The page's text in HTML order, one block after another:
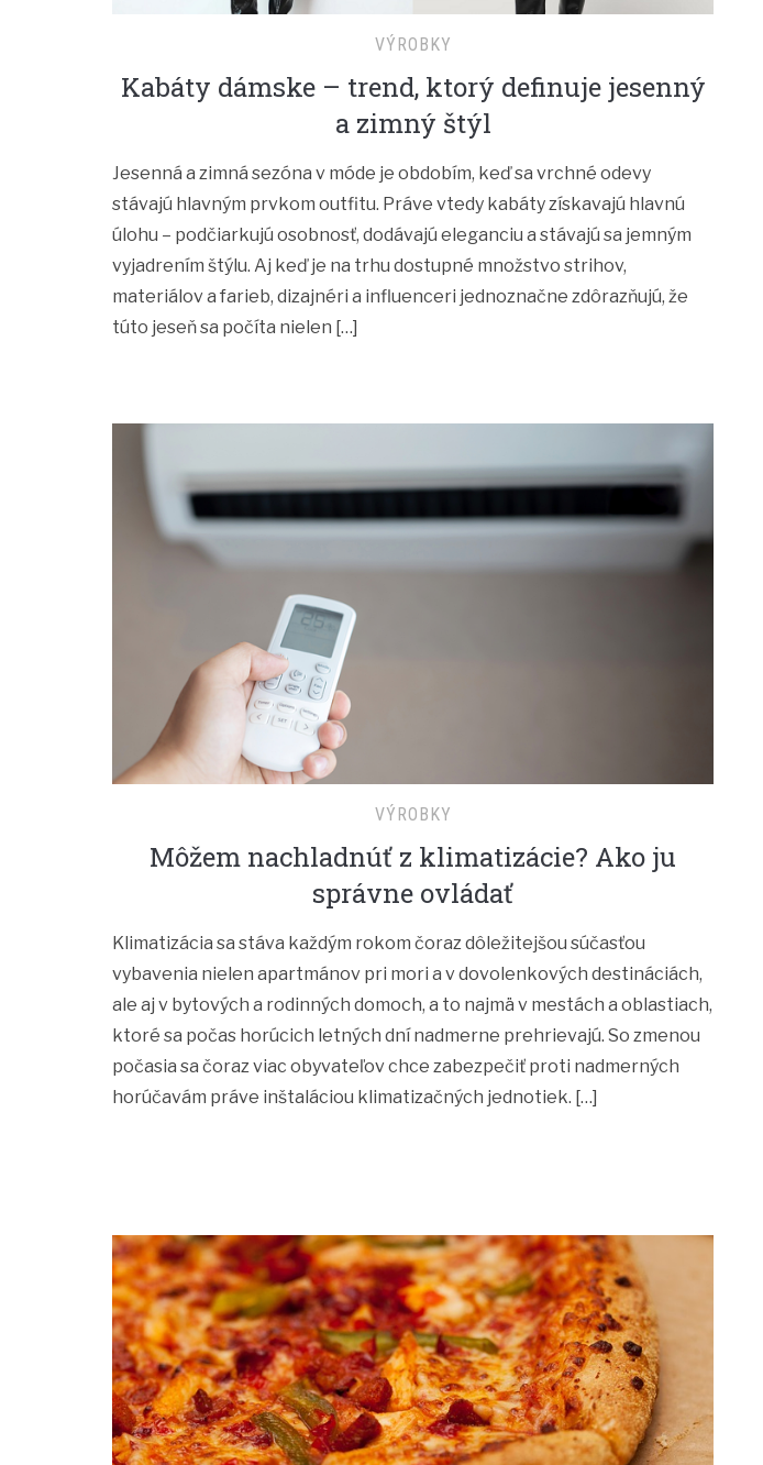
VÝROBKY
Kabáty dámske – trend, ktorý definuje jesenný
a zimný štýl
Jesenná a zimná sezóna v móde je obdobím, keď sa vrchné odevy
stávajú hlavným prvkom outfitu. Práve vtedy kabáty získavajú hlavnú
úlohu – podčiarkujú osobnosť, dodávajú eleganciu a stávajú sa jemným
vyjadrením štýlu. Aj keď je na trhu dostupné množstvo strihov,
materiálov a farieb, dizajnéri a influenceri jednoznačne zdôrazňujú, že
túto jeseň sa počíta nielen […]
VÝROBKY
Môžem nachladnúť z klimatizácie? Ako ju
správne ovládať
Klimatizácia sa stáva každým rokom čoraz dôležitejšou súčasťou
vybavenia nielen apartmánov pri mori a v dovolenkových destináciách,
ale aj v bytových a rodinných domoch, a to najmä v mestách a oblastiach,
ktoré sa počas horúcich letných dní nadmerne prehrievajú. So zmenou
počasia sa čoraz viac obyvateľov chce zabezpečiť proti nadmerných
horúčavám práve inštaláciou klimatizačných jednotiek. […]